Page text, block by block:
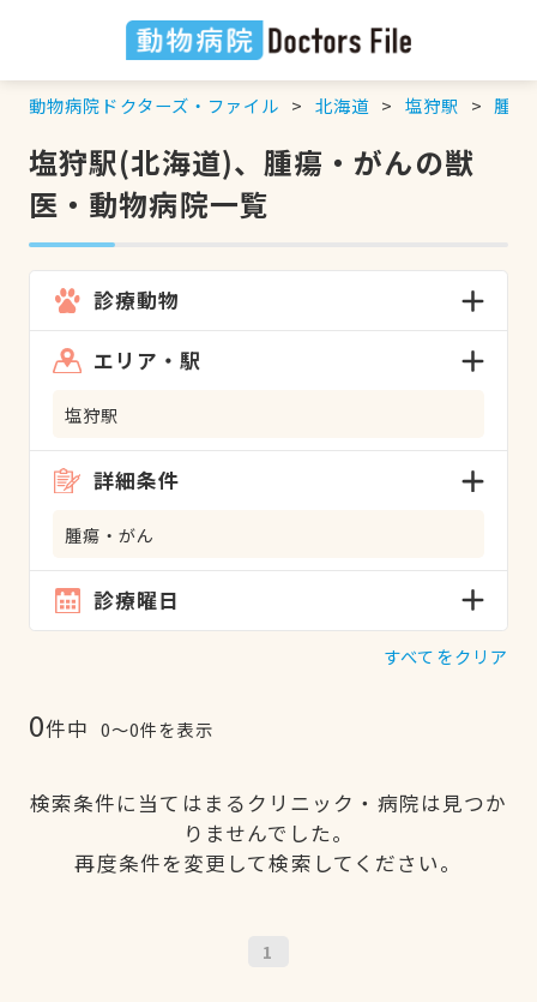
動物病院ドクターズ・ファイル 北海道 塩狩駅 腫瘍
塩狩駅(北海道)、腫瘍・がんの獣
医・動物病院一覧
診療動物
エリア・駅
塩狩駅
詳細条件
腫瘍・がん
診療曜日
すべてをクリア
0件中 0〜0件を表示
検索条件に当てはまるクリニック・病院は見つか
りませんでした。
再度条件を変更して検索してください。
1